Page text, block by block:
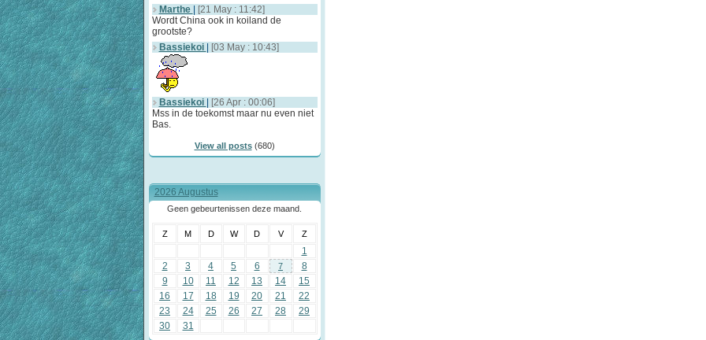
Marthe
[21 May : 11:42]
Wordt China ook in koiland de
grootste?
Bassiekoi
[03 May : 10:43]
Bassiekoi
[26 Apr : 00:06]
Mss in de toekomst maar nu even niet
Bas.
View all posts(680)
2026 Augustus
Geen gebeurtenissen deze maand.
Z M D W D V Z
1
2
3 4 5 6 7
8
9
10 11 12 13 14
15
16
17 18 19 20 21
22
23
24 25 26 27 28
29
30
31